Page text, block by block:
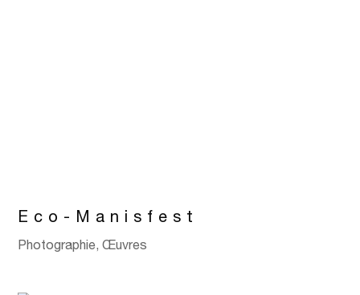
Eco-Manisfest
Photographie,Œuvres